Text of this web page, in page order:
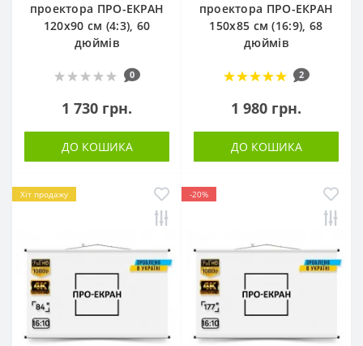
проектора ПРО-ЕКРАН
120х90 см (4:3), 60
дюймів
0
1 730 грн.
ДО КОШИКА
проектора ПРО-ЕКРАН
150х85 см (16:9), 68
дюймів
2
1 980 грн.
ДО КОШИКА
Хіт продажу -20%